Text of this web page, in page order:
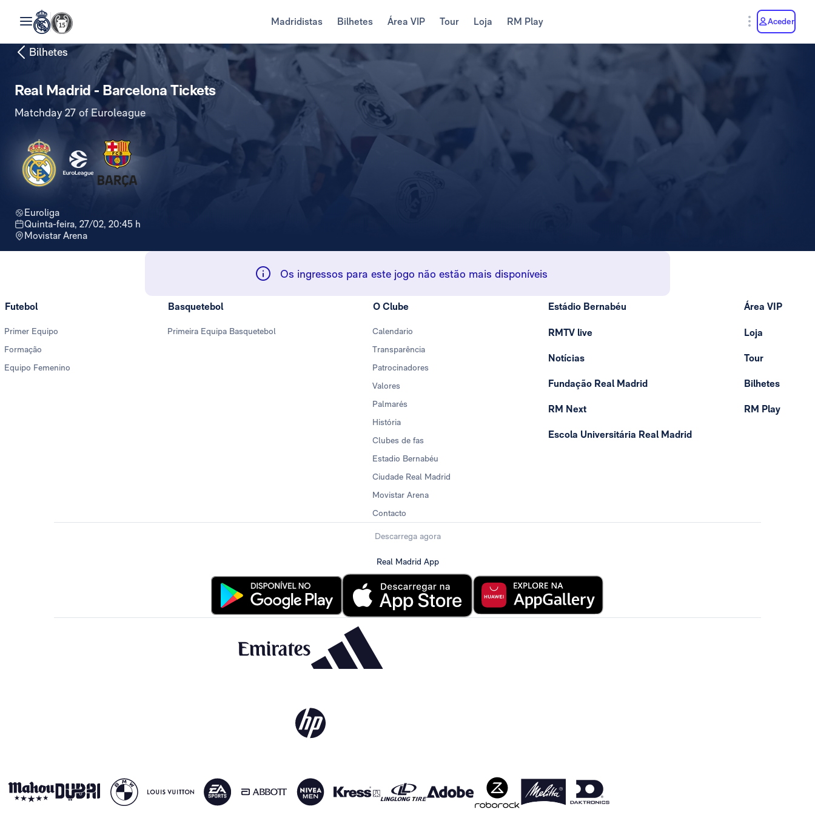
Madridistas Bilhetes Área VIP Tour Loja RM Play Aceder
Bilhetes
Real Madrid - Barcelona Tickets
Matchday 27 of Euroleague
Euroliga
quinta-feira, 27/02, 20:45 h
Movistar Arena
Os ingressos para este jogo não estão mais disponíveis
Futebol
Primer Equipo
Formação
Equipo Femenino
Basquetebol
Primeira Equipa Basquetebol
O Clube
Calendario
Transparência
Patrocinadores
Valores
Palmarés
História
Clubes de fas
Estadio Bernabéu
Ciudade Real Madrid
Movistar Arena
Contacto
Estádio Bernabéu
RMTV live
Notícias
Fundação Real Madrid
RM Next
Escola Universitária Real Madrid
Área VIP
Loja
Tour
Bilhetes
RM Play
Descarrega agora
Real Madrid App